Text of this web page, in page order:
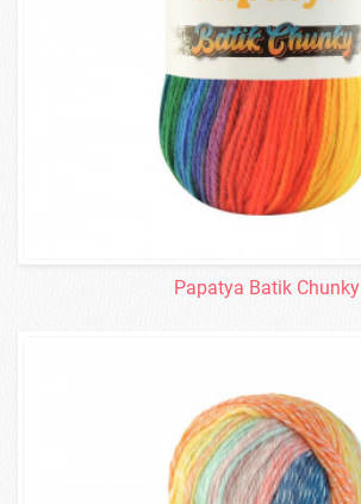
Papatya Batik Chunky